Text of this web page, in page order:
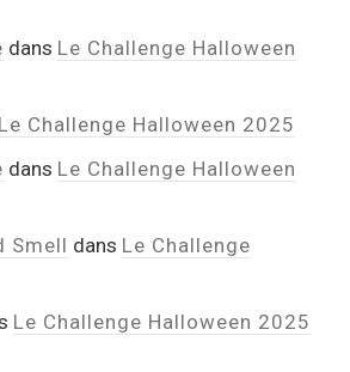
dans Le Challenge Halloween
Le Challenge Halloween 2025
dans Le Challenge Halloween
Smell dans Le Challenge
Le Challenge Halloween 2025